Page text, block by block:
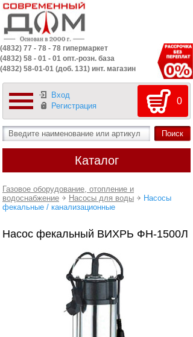
(4832) 77 - 78 - 78 гипермаркет
(4832) 58 - 01 - 01 опт.-розн. база
(4832) 58-01-01 (доб. 131) инт. магазин
Вход
Регистрация
0
Каталог
Газовое оборудование, отопление и
водоснабжение
Насосы для воды
Насосы
фекальные / канализационные
Насос фекальный ВИХРЬ ФН-1500Л